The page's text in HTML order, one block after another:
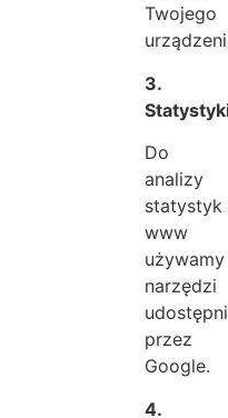
Twojego
3.
Do
analizy
statystyk
www
używamy
narzędzi
przez
Google.
4.